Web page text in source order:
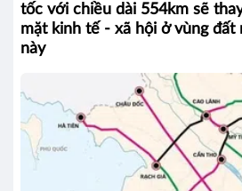
tốc với chiều dài 554km sẽ
mặt kinh tế - xã hội ở vùng đất
này